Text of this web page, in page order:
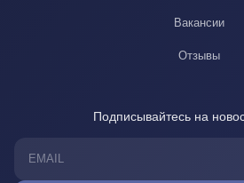
Вакансии
Отзывы
Подписывайтесь на